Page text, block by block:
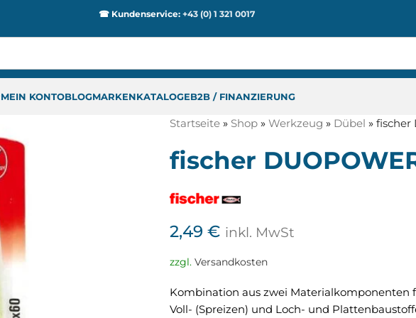
☎ Kundenservice:+43 (0) 1 321 0017
MEIN KONTOBLOGMARKENKATALOGEB2B / FINANZIERUNG
Startseite » Shop » Werkzeug » Dübel » fischer
fischer
2,49 € inkl. MwSt
zzgl. Versandkosten
Kombination aus zwei Materialkomponenten
Voll- (Spreizen) und Loch- und